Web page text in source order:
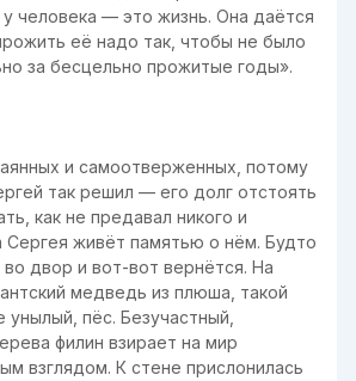
человека — это жизнь. Она даётся
её надо так, чтобы не было
за бесцельно прожитые годы».
и самоотверженных, потому
так решил — его долг отстоять
как не предавал никого и
Сергея живёт памятью о нём. Будто
двор и вот-вот вернётся. На
медведь из плюша, такой
пёс. Безучастный,
филин взирает на мир
взглядом. К стене прислонилась